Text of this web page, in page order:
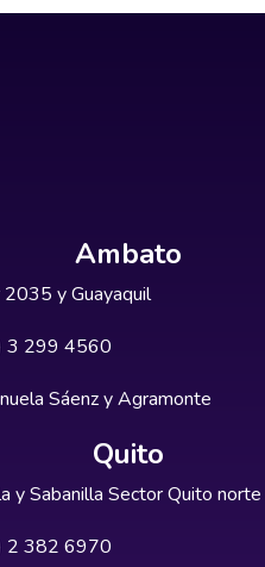
Ambato
2035 y Guayaquil
3 299 4560
Sáenz y Agramonte
Quito
y Sabanilla Sector Quito norte
2 382 6970